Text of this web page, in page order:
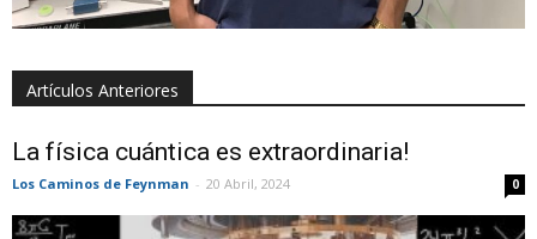
Artículos Anteriores
La física cuántica es extraordinaria!
Los Caminos de Feynman - 20 Abril, 2024 0